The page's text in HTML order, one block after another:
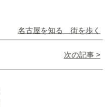
名古屋を知る 街を歩く
次の記事 >